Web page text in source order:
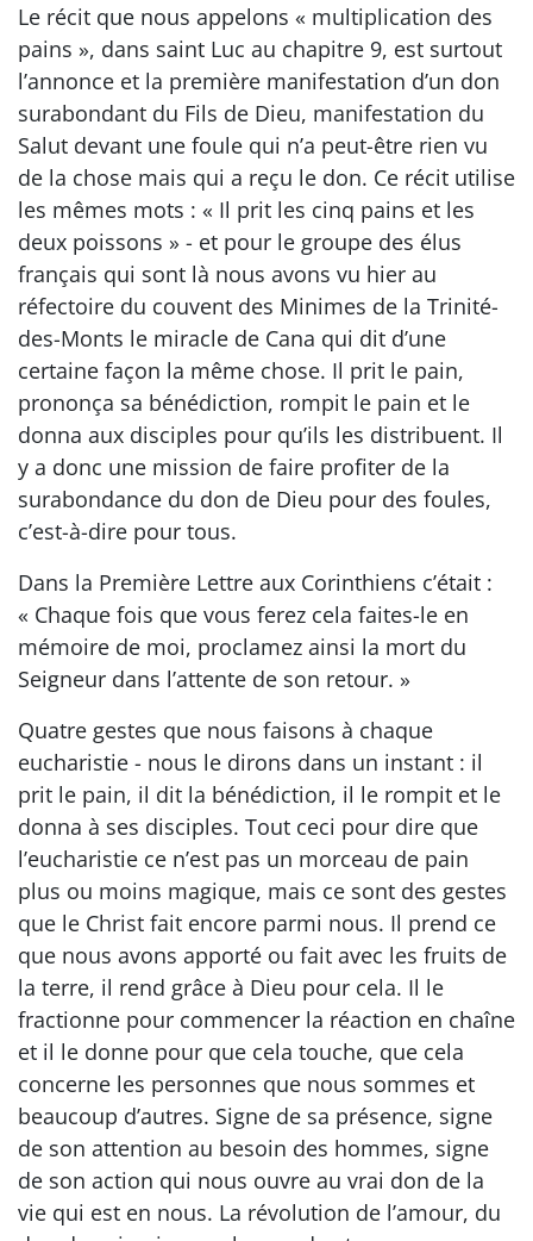
Le récit que nous appelons « multiplication des
pains », dans saint Luc au chapitre 9, est surtout
l’annonce et la première manifestation d’un don
surabondant du Fils de Dieu, manifestation du
Salut devant une foule qui n’a peut-être rien vu
de la chose mais qui a reçu le don. Ce récit utilise
les mêmes mots : « Il prit les cinq pains et les
deux poissons » - et pour le groupe des élus
français qui sont là nous avons vu hier au
réfectoire du couvent des Minimes de la Trinité-
des-Monts le miracle de Cana qui dit d’une
certaine façon la même chose. Il prit le pain,
prononça sa bénédiction, rompit le pain et le
donna aux disciples pour qu’ils les distribuent. Il
y a donc une mission de faire profiter de la
surabondance du don de Dieu pour des foules,
c’est-à-dire pour tous.
Dans la Première Lettre aux Corinthiens c’était :
« Chaque fois que vous ferez cela faites-le en
mémoire de moi, proclamez ainsi la mort du
Seigneur dans l’attente de son retour. »
Quatre gestes que nous faisons à chaque
eucharistie - nous le dirons dans un instant : il
prit le pain, il dit la bénédiction, il le rompit et le
donna à ses disciples. Tout ceci pour dire que
l’eucharistie ce n’est pas un morceau de pain
plus ou moins magique, mais ce sont des gestes
que le Christ fait encore parmi nous. Il prend ce
que nous avons apporté ou fait avec les fruits de
la terre, il rend grâce à Dieu pour cela. Il le
fractionne pour commencer la réaction en chaîne
et il le donne pour que cela touche, que cela
concerne les personnes que nous sommes et
beaucoup d’autres. Signe de sa présence, signe
de son attention au besoin des hommes, signe
de son action qui nous ouvre au vrai don de la
vie qui est en nous. La révolution de l’amour, du